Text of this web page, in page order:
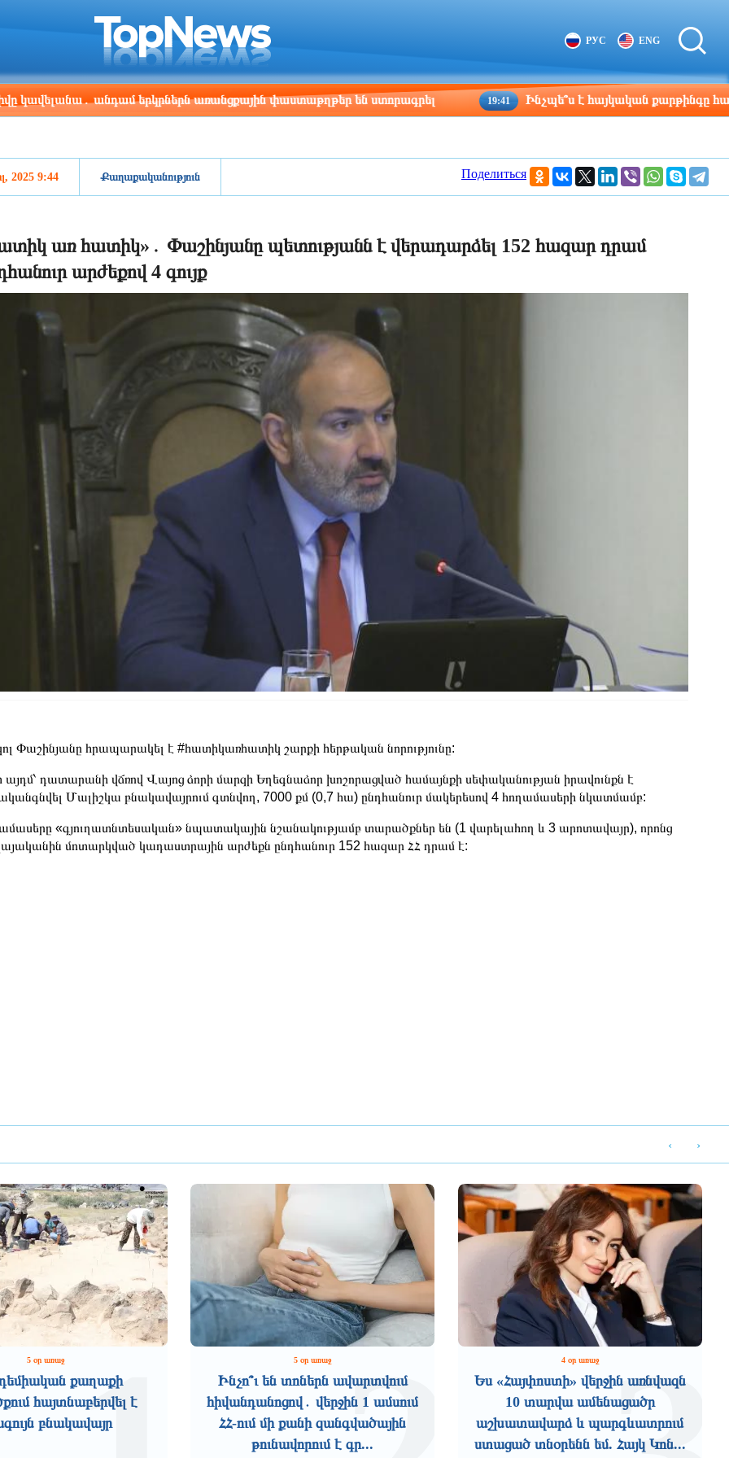
Los Angeles
02:11
Beijing
17:11 РУС ENG
անդամ երկրներն առանցքային փաստաթղթեր են ստորագրել Ինչպե՞ս է հայկական քարթինգը
2025 9:44 Քաղաքականություն Поделиться
առ հատիկ»․ Փաշինյանը պետությանն է վերադարձել 152 հազար դրամ
արժեքով 4 գույք
Փաշինյանը հրապարակել է #հատիկառհատիկ շարքի հերթական նորությունը:
այդմ՝ դատարանի վճռով Վայոց ձորի մարզի Եղեգնաձոր խոշորացված համայնքի սեփականության իրավունքն է
Մալիշկա բնակավայրում գտնվող, 7000 քմ (0,7 հա) ընդհանուր մակերեսով 4 հողամասերի նկատմամբ:
«գյուղատնտեսական» նպատակային նշանակությամբ տարածքներ են (1 վարելահող և 3 արոտավայր), որոնց
մոտարկված կադաստրային արժեքն ընդհանուր 152 հազար ՀՀ դրամ է:
5 օր առաջ
քաղաքի
հայտնաբերվել է
բնակավայր
5 օր առաջ
Ինչո՞ւ են տոներն ավարտվում
հիվանդանոցով․ վերջին 1 ամսում
ՀՀ-ում մի քանի զանգվածային
թունավորում է գր...
4 օր առաջ
Ես «Հայփոստի» վերջին առնվազն
10 տարվա ամենացածր
աշխատավարձ և պարգևատրում
ստացած տնօրենն եմ. Հայկ Կոն...
‹ ›